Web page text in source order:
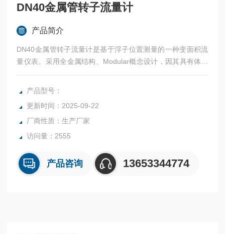
DN40金属管转子流量计
产品简介
DN40金属管转子流量计是基于浮子位置测量的一种变面积流
量仪表。采用全金属结构、Modular概念设计，因其具有体积
小、压损小、量程比大（10：1）、安装维护方便等特点，故
广泛应用于各行业复杂、恶劣环境下、对小流量、低流速、各
产品型号：
更新时间：2025-09-22
厂商性质：生产厂家
访问量：2555
产品咨询 13653344774